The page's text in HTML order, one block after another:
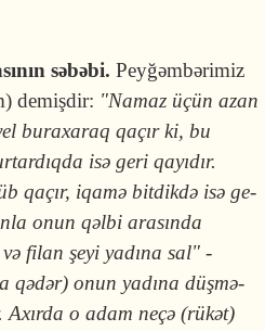
səbəbi. Pey­ğəmbərimiz
demişdir: "Namaz üçün azan
buraxaraq qaçır ki, bu
isə geri qayıdır.
qaçır, iqamə bit­dikdə isə ge­
onun qəlbi arasında
filan şeyi yadına sal" -
qədər) onun yadına düş­mə­
o adam neçə (rükət)